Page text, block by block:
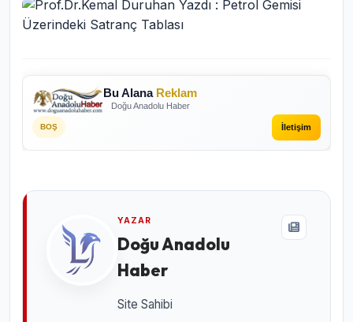
Bu Alana Reklam
Doğu Anadolu Haber
BOŞ İletişim
YAZAR
Doğu Anadolu
Haber
Site Sahibi